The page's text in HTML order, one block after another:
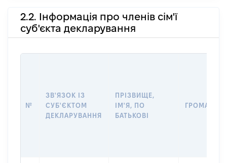
2.2. Інформація про членів сім'ї
суб'єкта декларування
№
ЗВ'ЯЗОК ІЗ
СУБ'ЄКТОМ
ДЕКЛАРУВАННЯ
ПРІЗВИЩЕ,
ІМ'Я, ПО
БАТЬКОВІ